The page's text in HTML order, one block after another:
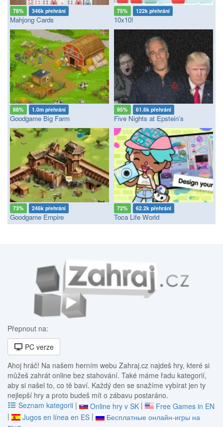
78% 346k přehrání
Mahjong Cards
75% 122k přehrání
10x10!
88% 1.0m přehrání
Goodgame Big Farm
95% 61.6k přehrání
Five Nights at Epstein’s
73% 246k přehrání
Goodgame Empire
72% 62.2k přehrání
Toca Life World
Přepnout na:
PC verze
Ahoj hráč! Na našem herním webu Zahraj.cz najdeš hry, které si
můžeš zahrát online bez stahování. Také máme řadu kategorií,
aby si našel to, co tě baví. Každý den se snažíme vybírat jen ty
nejlepší hry a proto budeš mít o zábavu postaráno.
Seznam kategorii | Online hry v SK |
Free Games in EN
|
Jugos en línea en ES |
Бесплатные онлайн-игры на